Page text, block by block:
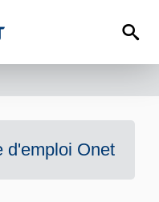
d'emploi Onet